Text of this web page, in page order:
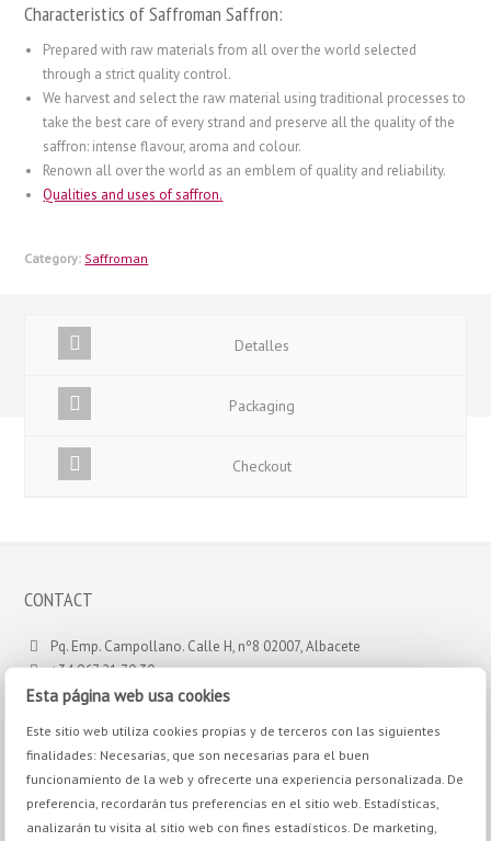
Esta página web usa cookies
Este sitio web utiliza cookies propias y de terceros con las siguientes
finalidades: Necesarias, que son necesarias para el buen
funcionamiento de la web y ofrecerte una experiencia personalizada. De
preferencia, recordarán tus preferencias en el sitio web. Estadísticas,
analizarán tu visita al sitio web con fines estadísticos. De marketing,
Characteristics of Saffroman Saffron:
Prepared with raw materials from all over the world selected
through a strict quality control.
We harvest and select the raw material using traditional processes to
take the best care of every strand and preserve all the quality of the
saffron: intense flavour, aroma and colour.
Renown all over the world as an emblem of quality and reliability.
Qualities and uses of saffron.
Category: Saffroman
Detalles
Packaging
Checkout
CONTACT
Pq. Emp. Campollano. Calle H, nº8 02007, Albacete
+34 967 21 70 30
+34 967 24 11 02
YOU BE INTERESTED IN